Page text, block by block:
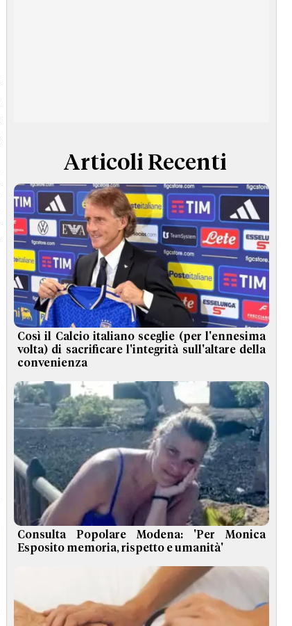
Articoli Recenti
Così il Calcio italiano sceglie (per l'ennesima
volta) di sacrificare l'integrità sull'altare della
convenienza
Consulta Popolare Modena: 'Per Monica
Esposito memoria, rispetto e umanità'